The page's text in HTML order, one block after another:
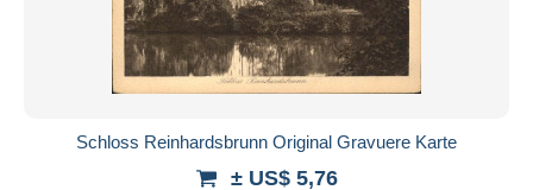
Schloss Reinhardsbrunn Original Gravuere Karte
± US$ 5,76